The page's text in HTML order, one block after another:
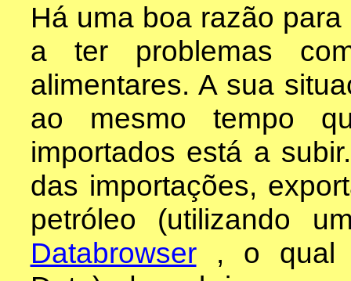
Há uma boa razão
a ter problemas
alimentares. A sua
ao mesmo tempo
importados está a
das importações,
petróleo (utilizando
Databrowser, o qual